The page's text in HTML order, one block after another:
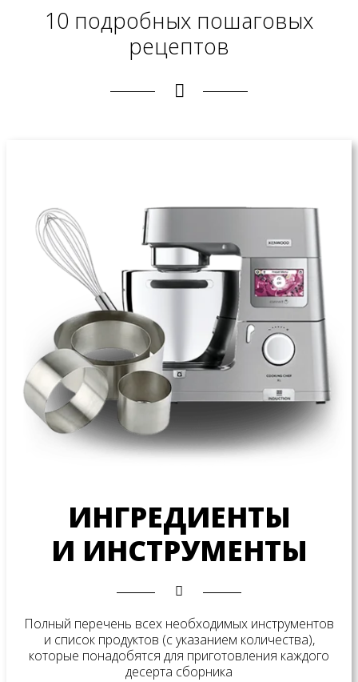
10 подробных пошаговых
рецептов
ИНГРЕДИЕНТЫ
И ИНСТРУМЕНТЫ
Полный перечень всех необходимых инструментов
и список продуктов (с указанием количества),
которые понадобятся для приготовления каждого
десерта сборника